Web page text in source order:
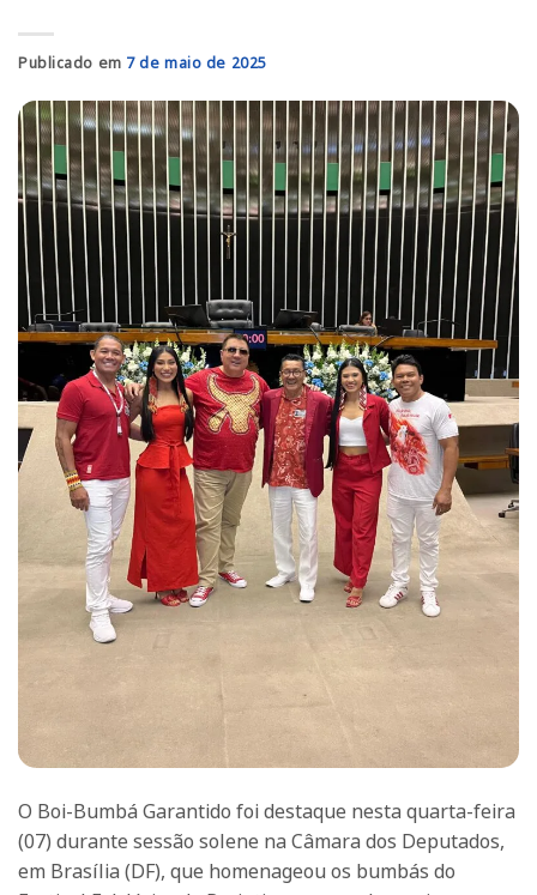
Publicado em 7 de maio de 2025
O Boi-Bumbá Garantido foi destaque nesta quarta-feira
(07) durante sessão solene na Câmara dos Deputados,
em Brasília (DF), que homenageou os bumbás do